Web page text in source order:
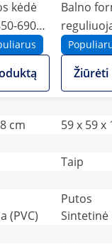
kėdė
690
- juoda
Balno
ir
51-65 cm
cm
59 x 59 x
Taip
(PVC)
Putos
Sintetinė